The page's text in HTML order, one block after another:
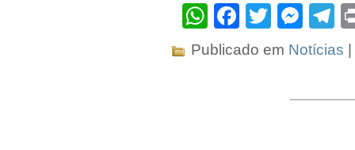
WhatsApp
Facebook
Twitter
Publicado em Notícias |